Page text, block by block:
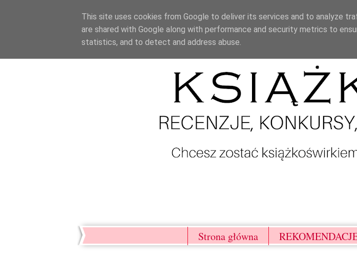
Strona główna
This site uses cookies from Google to deliver its services and to analyze
are shared with Google along with performance and security metrics to
statistics, and to detect and address abuse.